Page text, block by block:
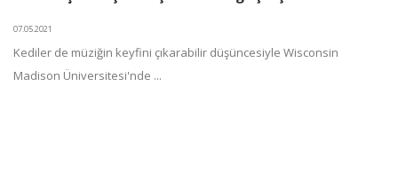
07.05.2021
Kediler de müziğin keyfini çıkarabilir düşüncesiyle Wisconsin
Madison Üniversitesi'nde ...